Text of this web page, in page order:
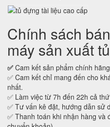
Chính sách
máy sản xuất
✅ Cam kết sản phẩm chính
✅ Cam kết chỉ mang đến cho
nhất.
✅ Làm việc từ 7h đến 22h cả
✅ Tư vấn kê đặt, hướng dẫn sử
✅ Thanh toán khi nhận hàng